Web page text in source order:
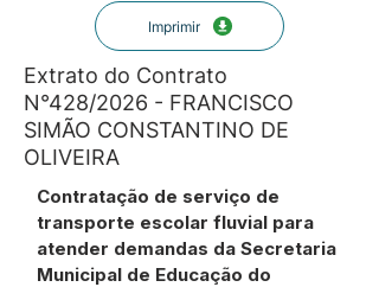
Imprimir
Extrato do Contrato
N°428/2026 - FRANCISCO
SIMÃO CONSTANTINO DE
OLIVEIRA
Contratação de serviço de
transporte escolar fluvial para
atender demandas da Secretaria
Municipal de Educação do